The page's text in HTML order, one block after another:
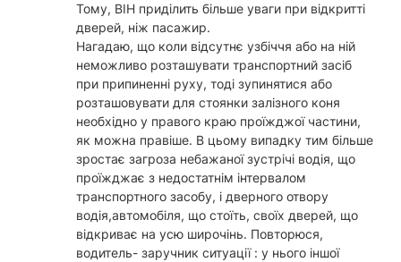
Тому, ВІН приділить більше уваги при відкритті
дверей, ніж пасажир.
Нагадаю, що коли відсутнє узбіччя або на ній
неможливо розташувати транспортний засіб
при припиненні руху, тоді зупинятися або
розташовувати для стоянки залізного коня
необхідно у правого краю проїжджої частини,
як можна правіше. В цьому випадку тим більше
зростає загроза небажаної зустрічі водія, що
проїжджає з недостатнім інтервалом
транспортного засобу, і дверного отвору
водія,автомобіля, що стоїть, своїх дверей, що
відкриває на усю широчінь. Повторюся,
водитель- заручник ситуації : у нього іншої